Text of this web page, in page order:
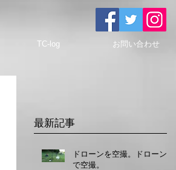
TC-log お問い合わせ
最新記事
ドローンを空撮。ドローン
で空撮。